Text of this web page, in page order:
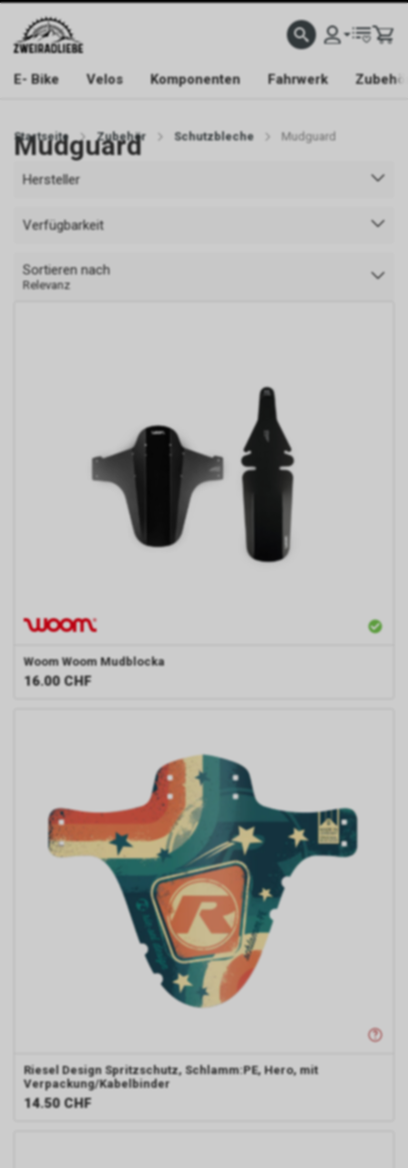
E- Bike Velos Komponenten Fahrwerk
Startseite Zubehör Schutzbleche Mudguard
Mudguard
Hersteller
Verfügbarkeit
Sortieren nach
Relevanz
Woom Woom Mudblocka
16.00 CHF
Riesel Design Spritzschutz, Schlamm:PE, Hero, mit
Verpackung/Kabelbinder
14.50 CHF